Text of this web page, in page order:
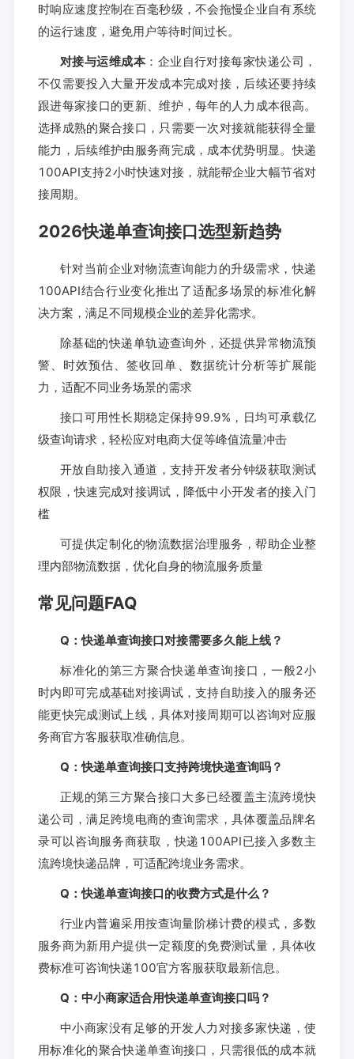
时响应速度控制在百毫秒级，不会拖慢企业自有系统
的运行速度，避免用户等待时间过长。
对接与运维成本：企业自行对接每家快递公司，
不仅需要投入大量开发成本完成对接，后续还要持续
跟进每家接口的更新、维护，每年的人力成本很高。
选择成熟的聚合接口，只需要一次对接就能获得全量
能力，后续维护由服务商完成，成本优势明显。快递
100API支持2小时快速对接，就能帮企业大幅节省对
接周期。
2026快递单查询接口选型新趋势
针对当前企业对物流查询能力的升级需求，快递
100API结合行业变化推出了适配多场景的标准化解
决方案，满足不同规模企业的差异化需求。
除基础的快递单轨迹查询外，还提供异常物流预
警、时效预估、签收回单、数据统计分析等扩展能
力，适配不同业务场景的需求
接口可用性长期稳定保持99.9%，日均可承载亿
级查询请求，轻松应对电商大促等峰值流量冲击
开放自助接入通道，支持开发者分钟级获取测试
权限，快速完成对接调试，降低中小开发者的接入门
槛
可提供定制化的物流数据治理服务，帮助企业整
理内部物流数据，优化自身的物流服务质量
常见问题FAQ
Q：快递单查询接口对接需要多久能上线？
标准化的第三方聚合快递单查询接口，一般2小
时内即可完成基础对接调试，支持自助接入的服务还
能更快完成测试上线，具体对接周期可以咨询对应服
务商官方客服获取准确信息。
Q：快递单查询接口支持跨境快递查询吗？
正规的第三方聚合接口大多已经覆盖主流跨境快
递公司，满足跨境电商的查询需求，具体覆盖品牌名
录可以咨询服务商获取，快递100API已接入多数主
流跨境快递品牌，可适配跨境业务需求。
Q：快递单查询接口的收费方式是什么？
行业内普遍采用按查询量阶梯计费的模式，多数
服务商为新用户提供一定额度的免费测试量，具体收
费标准可咨询快递100官方客服获取最新信息。
Q：中小商家适合用快递单查询接口吗？
中小商家没有足够的开发人力对接多家快递，使
用标准化的聚合快递单查询接口，只需很低的成本就